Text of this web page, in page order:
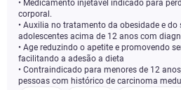
• Medicamento injetável indicado para
corporal.
• Auxilia no tratamento da obesidade e do
adolescentes acima de 12 anos com
• Age reduzindo o apetite e promovendo
facilitando a adesão a dieta
• Contraindicado para menores de 12
pessoas com histórico de carcinoma